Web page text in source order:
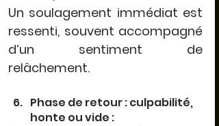
Un soulagement immédiat est
ressenti, souvent accompagné
d’un sentiment de
relâchement.
Phase de retour : culpabilité,
honte ou vide :